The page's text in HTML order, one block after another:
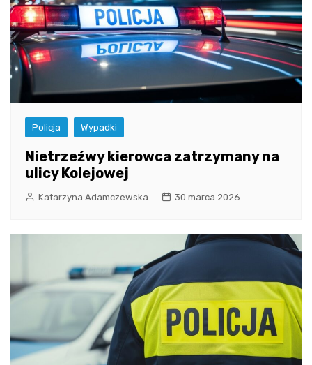
Policja Wypadki
Nietrzeźwy kierowca zatrzymany na
ulicy Kolejowej
Katarzyna Adamczewska 30 marca 2026